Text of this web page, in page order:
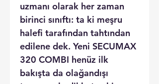
uzmanı olarak her zaman
birinci sınıftı: ta ki meşru
halefi tarafından tahtından
edilene dek. Yeni SECUMAX
320 COMBI henüz ilk
bakışta da olağandışı